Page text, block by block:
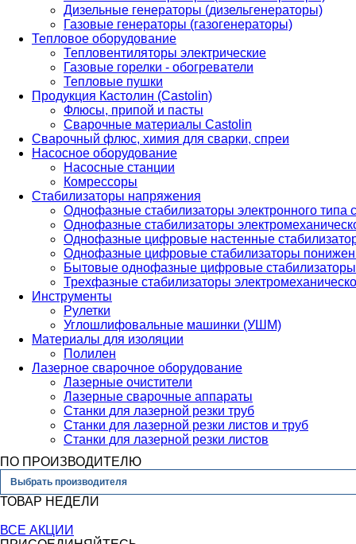
Дизельные генераторы (дизельгенераторы)
Газовые генераторы (газогенераторы)
Тепловое оборудование
Тепловентиляторы электрические
Газовые горелки - обогреватели
Тепловые пушки
Продукция Кастолин (Castolin)
Флюсы, припой и пасты
Сварочные материалы Castolin
Сварочный флюс, химия для сварки, спреи
Насосное оборудование
Насосные станции
Комрессоры
Стабилизаторы напряжения
Однофазные стабилизаторы электронного
Однофазные стабилизаторы
Однофазные цифровые настенные
Однофазные цифровые стабилизаторы
Бытовые однофазные цифровые стабилизаторы
Трехфазные стабилизаторы
Инструменты
Рулетки
Углошлифовальные машинки (УШМ)
Материалы для изоляции
Полилен
Лазерное сварочное оборудование
Лазерные очистители
Лазерные сварочные аппараты
Станки для лазерной резки труб
Станки для лазерной резки листов и труб
Станки для лазерной резки листов
ПО ПРОИЗВОДИТЕЛЮ
Выбрать производителя
ТОВАР НЕДЕЛИ
ВСЕ АКЦИИ